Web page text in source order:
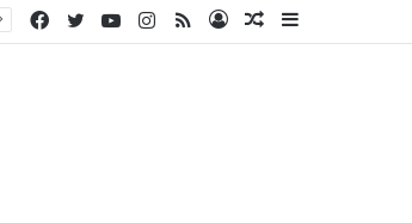
Kenar
Rastgele
Kayıt
RSS
Instagram
YouTube
Twitter
Facebook